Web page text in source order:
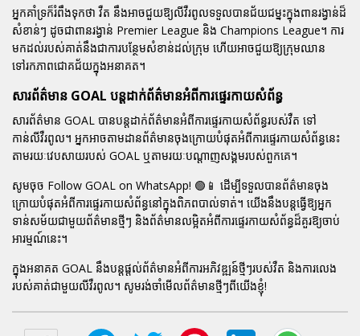
អ្នកគាំទ្រក៏រំពឹងទុកថា វឺត នឹងអាចជួយឱ្យលីវឺរពូលទទួលបានជ័យជម្នះក្នុងពានរង្វាន់ដ៏
សំខាន់ៗ ដូចជាពានរង្វាន់ Premier League និង Champions League។ ការ
មកដល់របស់គាត់នឹងជាការបន្ថែមសំខាន់ដល់ក្រុម ហើយអាចជួយឱ្យក្រុមឈាន
ទៅរកភាពជោគជ័យក្នុងអនាគត។
សារព័ត៌មាន GOAL បន្តដាក់ព័ត៌មានអំពីការផ្ទេរកាយសំព័ន្ធ
សារព័ត៌មាន GOAL បានបន្តដាក់ព័ត៌មានអំពីការផ្ទេរកាយសំព័ន្ធរបស់វឺត ទៅ
កាន់លីវឺរពូល។ អ្នកអាចតាមដានព័ត៌មានចុងក្រោយបំផុតអំពីការផ្ទេរកាយសំព័ន្ធនេះ
តាមរយៈវេបសាយរបស់ GOAL ឬតាមរយៈបណ្តាញសង្គមរបស់ពួកគេ។
សូមចុច Follow GOAL on WhatsApp! 🟢📱 ដើម្បីទទួលបានព័ត៌មានចុង
ក្រោយបំផុតអំពីការផ្ទេរកាយសំព័ន្ធនៅក្នុងពិភពបាល់ទាត់។ យើងនឹងបន្តធ្វើឱ្យអ្នក
ទាន់សម័យជាមួយព័ត៌មានថ្មីៗ និងព័ត៌មានលម្អិតអំពីការផ្ទេរកាយសំព័ន្ធដ៏គួរឱ្យចាប់
អារម្មណ៍នេះ។
ក្នុងអនាគត GOAL នឹងបន្តផ្តល់ព័ត៌មានអំពីការអភិវឌ្ឍន៍ថ្មីៗរបស់វឺត និងការលេង
របស់គាត់ជាមួយលីវឺរពូល។ សូមរង់ចាំមើលព័ត៌មានថ្មីៗពីយើងខ្ញុំ!